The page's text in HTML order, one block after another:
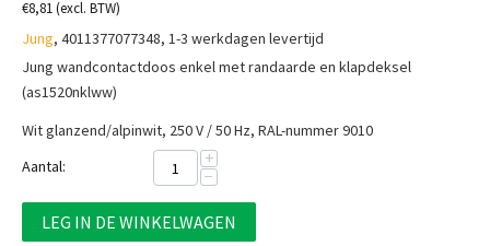
€8,81(excl. BTW)
Jung, 4011377077348, 1-3 werkdagen levertijd
Jung wandcontactdoos enkel met randaarde en klapdeksel
(as1520nklww)
Wit glanzend/alpinwit, 250 V / 50 Hz, RAL-nummer 9010
Aantal:
+
−
LEG IN DE WINKELWAGEN